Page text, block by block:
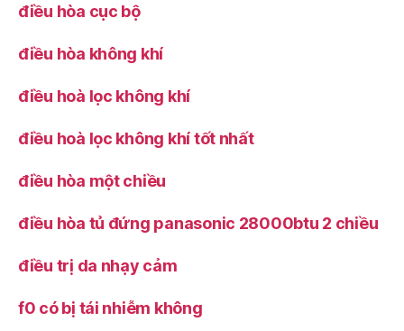
điều hòa cục bộ
điều hòa không khí
điều hoà lọc không khí
điều hoà lọc không khí tốt nhất
điều hòa một chiều
điều hòa tủ đứng panasonic 28000btu 2 chiều
điều trị da nhạy cảm
f0 có bị tái nhiễm không